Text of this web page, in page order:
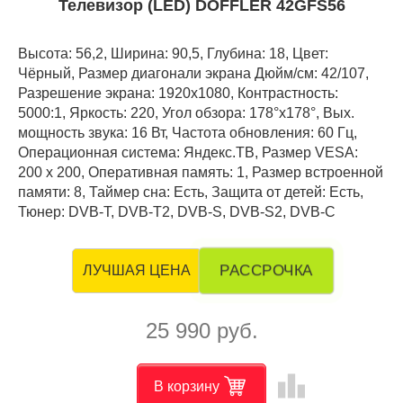
Телевизор (LED) DOFFLER 42GFS56
Высота: 56,2, Ширина: 90,5, Глубина: 18, Цвет:
Чёрный, Размер диагонали экрана Дюйм/см: 42/107,
Разрешение экрана: 1920x1080, Контрастность:
5000:1, Яркость: 220, Угол обзора: 178°x178°, Вых.
мощность звука: 16 Вт, Частота обновления: 60 Гц,
Операционная система: Яндекс.ТВ, Размер VESA:
200 x 200, Оперативная память: 1, Размер встроенной
памяти: 8, Таймер сна: Есть, Защита от детей: Есть,
Тюнер: DVB-T, DVB-T2, DVB-S, DVB-S2, DVB-C
ЛУЧШАЯ ЦЕНА РАССРОЧКА
25 990 руб.
В корзину leaderboard